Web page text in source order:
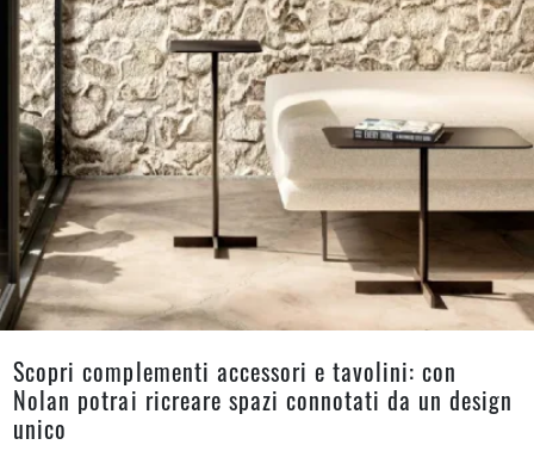
Scopri complementi accessori e tavolini: con
Nolan potrai ricreare spazi connotati da un design
unico